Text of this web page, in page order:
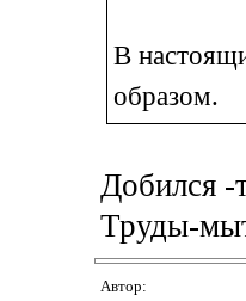
В
образом.
Добился -
Труды-
Автор: